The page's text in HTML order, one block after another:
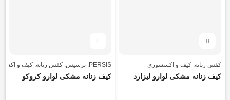
کفش زنانه,کیف و اکسسوری
کیف زنانه مشکی لوارو لیزارد
PERSIS
, پرسیس, کفش زنانه, کیف و
کیف زنانه مشکی لوارو کروکو